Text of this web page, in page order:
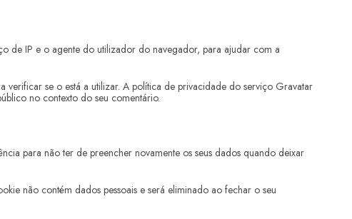
de IP e o agente do utilizador do navegador, para ajudar com a
se o está a utilizar. A política de privacidade do serviço Gravatar
no contexto do seu comentário.
para não ter de preencher novamente os seus dados quando deixar
não contém dados pessoais e será eliminado ao fechar o seu